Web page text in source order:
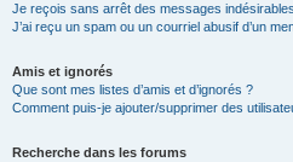
Je reçois sans arrêt des messages
J’ai reçu un spam ou un courriel abusif d’un
Amis et ignorés
Que sont mes listes d’amis et d’ignorés ?
Comment puis-je ajouter/supprimer des
Recherche dans les forums